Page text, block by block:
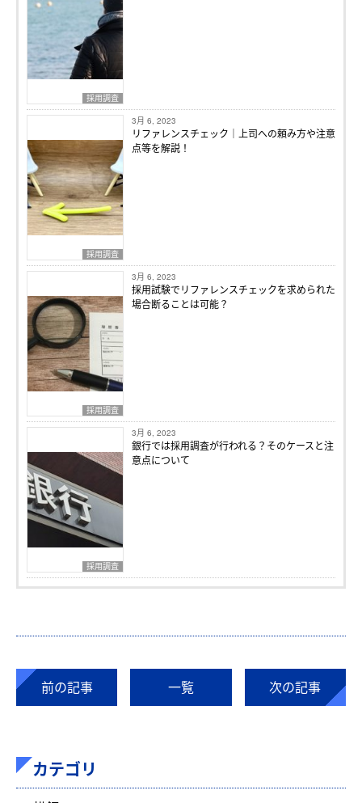
採用調査
採用調査
3月 6, 2023
リファレンスチェック｜上司への頼み方や注意
点等を解説！
採用調査
3月 6, 2023
採用試験でリファレンスチェックを求められた
場合断ることは可能？
採用調査
3月 6, 2023
銀行では採用調査が行われる？そのケースと注
意点について
前の記事 一覧 次の記事
カテゴリ